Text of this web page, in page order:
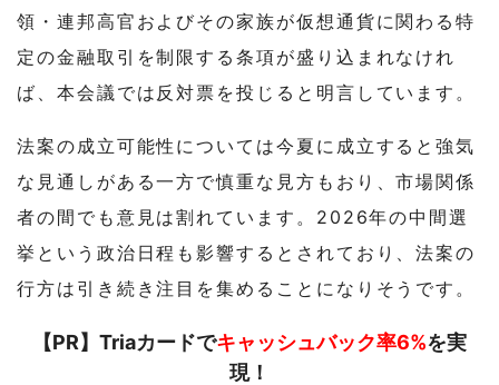
領・連邦高官およびその家族が仮想通貨に関わる特
定の金融取引を制限する条項が盛り込まれなけれ
ば、本会議では反対票を投じると明言しています。
法案の成立可能性については今夏に成立すると強気
な見通しがある一方で慎重な見方もおり、市場関係
者の間でも意見は割れています。2026年の中間選
挙という政治日程も影響するとされており、法案の
行方は引き続き注目を集めることになりそうです。
【PR】Triaカードでキャッシュバック率6%を実
現！